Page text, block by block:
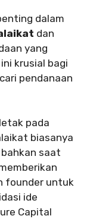
dalam
dan
yang
krusial bagi
pendanaan
pada
biasanya
saat
founder untuk
ide
Capital